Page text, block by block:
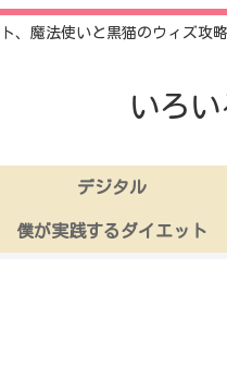
、魔法使いと黒猫のウィズ攻
いろ
デジタル
僕が実践するダイエット